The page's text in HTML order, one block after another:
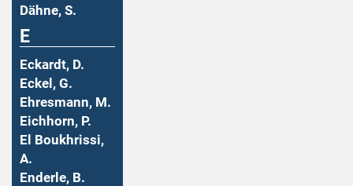
Dähne, S.
E
Eckardt, D.
Eckel, G.
Ehresmann, M.
Eichhorn, P.
El Boukhrissi,
A.
Enderle, B.